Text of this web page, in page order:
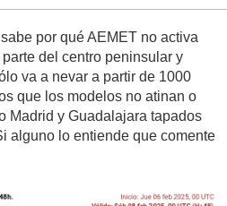
por qué AEMET no activa
del centro peninsular y
va a nevar a partir de 1000
que los modelos no atinan o
Madrid y Guadalajara tapados
alguno lo entiende que comente